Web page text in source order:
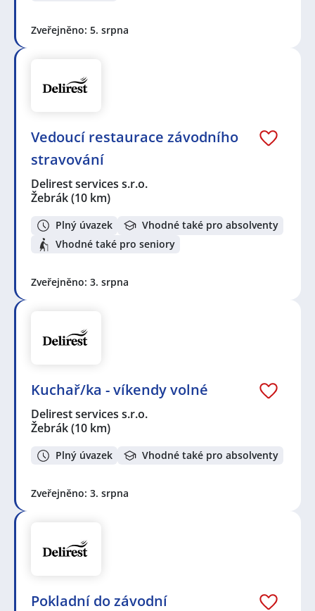
Zveřejněno: 5. srpna
Vedoucí restaurace závodního
stravování
Delirest services s.r.o.
Žebrák(10 km)
Plný úvazek
Vhodné také pro absolventy
Vhodné také pro seniory
Zveřejněno: 3. srpna
Kuchař/ka - víkendy volné
Delirest services s.r.o.
Žebrák(10 km)
Plný úvazek Vhodné také pro absolventy
Zveřejněno: 3. srpna
Pokladní do závodní